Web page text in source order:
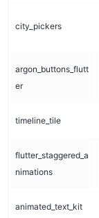
city_pickers
argon_buttons_flutt
er
timeline_tile
flutter_staggered_a
nimations
animated_text_kit